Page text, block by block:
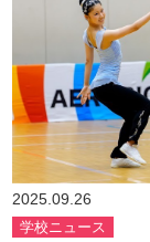
2025.09.26
学校ニュース